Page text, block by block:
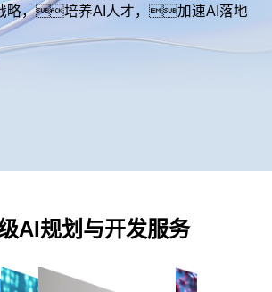
略，培养AI人才，加速AI落地
AI规划与开发服务